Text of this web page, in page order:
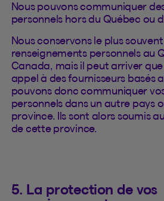
Nous pouvons communiquer
personnels hors du Québec ou
Nous conservons le plus
renseignements personnels au
Canada, mais il peut arriver que
appel à des fournisseurs basés
pouvons donc communiquer
personnels dans un autre pays
province. Ils sont alors soumis
de cette province.
5. La protection de vos